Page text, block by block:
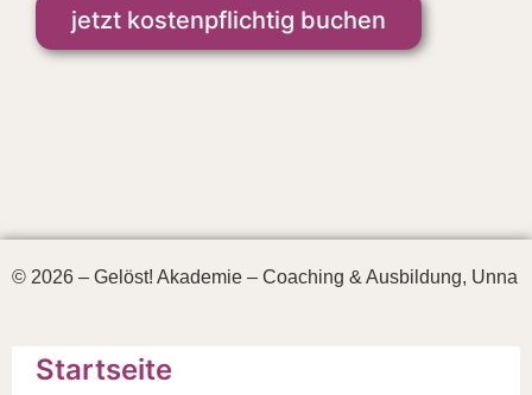
jetzt kostenpflichtig buchen
© 2026 – Gelöst! Akademie – Coaching & Ausbildung, Unna
Startseite